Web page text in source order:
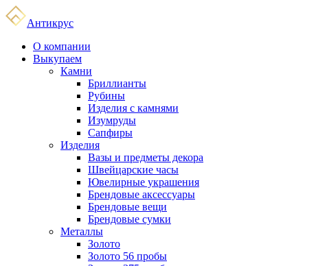
Антикрус
О компании
Выкупаем
Камни
Бриллианты
Рубины
Изделия с камнями
Изумруды
Сапфиры
Изделия
Вазы и предметы декора
Швейцарские часы
Ювелирные украшения
Брендовые аксессуары
Брендовые вещи
Брендовые сумки
Металлы
Золото
Золото 56 пробы